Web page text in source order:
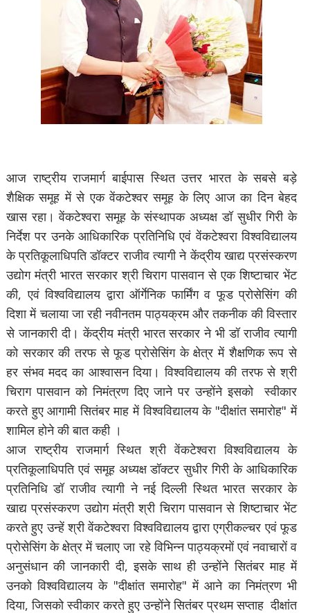
आज राष्ट्रीय राजमार्ग बाईपास स्थित उत्तर भारत के सबसे बड़े
शैक्षिक समूह में से एक वेंकटेश्वर समूह के लिए आज का दिन बेहद
खास रहा। वेंकटेश्वरा समूह के संस्थापक अध्यक्ष डॉ सुधीर गिरी के
निर्देश पर उनके आधिकारिक प्रतिनिधि एवं वेंकटेश्वरा विश्वविद्यालय
के प्रतिकूलाधिपति डॉक्टर राजीव त्यागी ने केंद्रीय खाद्य प्रसंस्करण
उद्योग मंत्री भारत सरकार श्री चिराग पासवान से एक शिष्टाचार भेंट
की, एवं विश्वविद्यालय द्वारा ऑर्गेनिक फार्मिंग व फूड प्रोसेसिंग की
दिशा में चलाया जा रही नवीनतम पाठ्यक्रम और तकनीक की विस्तार
से जानकारी दी। केंद्रीय मंत्री भारत सरकार ने भी डॉ राजीव त्यागी
को सरकार की तरफ से फूड प्रोसेसिंग के क्षेत्र में शैक्षणिक रूप से
हर संभव मदद का आश्वासन दिया। विश्वविद्यालय की तरफ से श्री
चिराग पासवान को निमंत्रण दिए जाने पर उन्होंने इसको स्वीकार
करते हुए आगामी सितंबर माह में विश्वविद्यालय के "दीक्षांत समारोह" में
शामिल होने की बात कही ।
आज राष्ट्रीय राजमार्ग स्थित श्री वेंकटेश्वरा विश्वविद्यालय के
प्रतिकूलाधिपति एवं समूह अध्यक्ष डॉक्टर सुधीर गिरी के आधिकारिक
प्रतिनिधि डॉ राजीव त्यागी ने नई दिल्ली स्थित भारत सरकार के
खाद्य प्रसंस्करण उद्योग मंत्री श्री चिराग पासवान से शिष्टाचार भेंट
करते हुए उन्हें श्री वेंकटेश्वरा विश्वविद्यालय द्वारा एग्रीकल्चर एवं फूड
प्रोसेसिंग के क्षेत्र में चलाए जा रहे विभिन्न पाठ्यक्रमों एवं नवाचारों व
अनुसंधान की जानकारी दी, इसके साथ ही उन्होंने सितंबर माह में
उनको विश्वविद्यालय के "दीक्षांत समारोह" में आने का निमंत्रण भी
दिया, जिसको स्वीकार करते हुए उन्होंने सितंबर प्रथम सप्ताह दीक्षांत